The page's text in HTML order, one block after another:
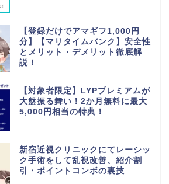
【登録だけでアマギフ1,000円
分】【マリタイムバンク】安全性
とメリット・デメリット徹底解
説！
【対象者限定】LYPプレミアムが
大盤振る舞い！2か月無料に最大
5,000円相当の特典！
新宿近視クリニックにてレーシッ
ク手術をして乱視改善、紹介割
引・ポイントコンボの裏技